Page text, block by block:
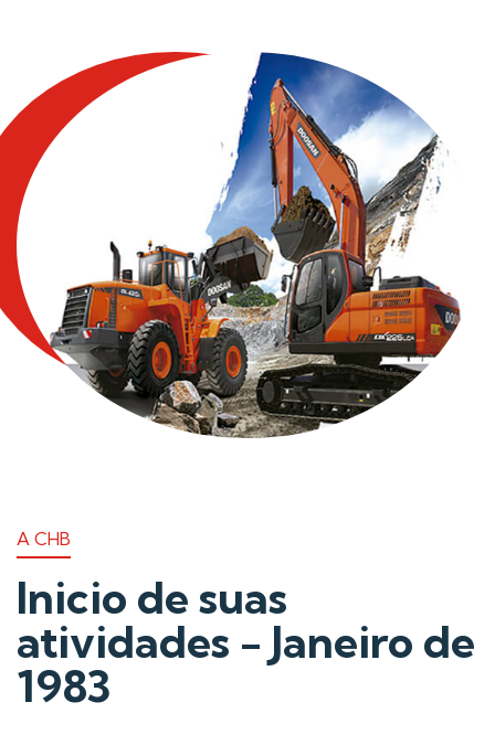
A CHB
Inicio de suas
atividades - Janeiro de
1983